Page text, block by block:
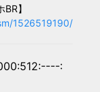
】
1526519190/
: